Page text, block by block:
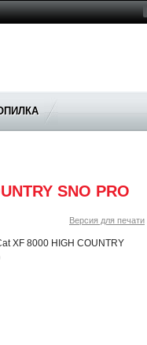
SNO PRO
Версия для печати